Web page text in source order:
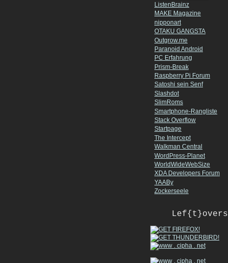
ListenBrainz
MAKE Magazine
nipponart
OTAKU GANGSTA
Outgrow.me
Paranoid Android
PC Erfahrung
Prism-Break
Raspberry Pi Forum
Satoshi sein Senf
Slashdot
SlimRoms
Smartphone-Rangliste
Stack Overflow
Startpage
The Intercept
Walkman Central
WordPress-Planet
WorldWideWebSize
XDA Developers Forum
YAABy
Zockerseele
Lef{t}overs